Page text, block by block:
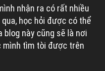
nhận ra có rất nhiều
học hỏi được có thể
này cũng sẽ là nơi
mình tìm tòi được trên